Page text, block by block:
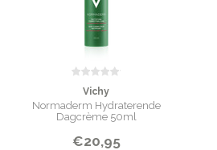
Vichy
Normaderm Hydraterende
Dagcrème 50ml
€20,95